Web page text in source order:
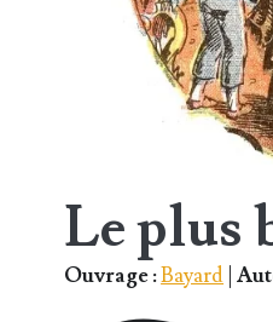
Le plus
Ouvrage :Bayard |